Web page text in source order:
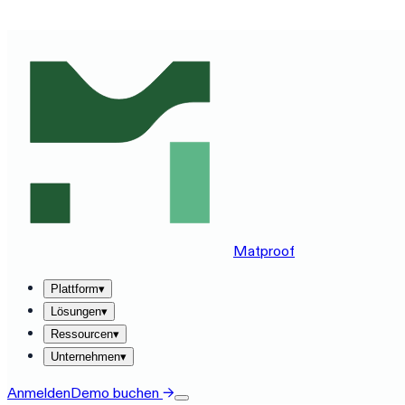
Matproof
Plattform▾
Lösungen▾
Ressourcen▾
Unternehmen▾
AnmeldenDemo buchen →